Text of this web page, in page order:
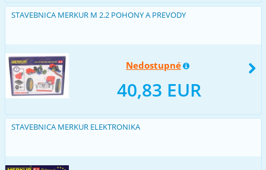
STAVEBNICA MERKUR M 2.2 POHONY A PREVODY
Nedostupné
40,83 EUR
STAVEBNICA MERKUR ELEKTRONIKA